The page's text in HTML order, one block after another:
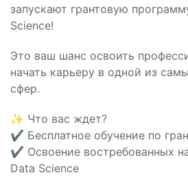
запускают грантовую
Science!
Это ваш шанс освоить
начать карьеру в одной из
сфер.
✨ Что вас ждет?
✔️ Бесплатное обучение по
✔️ Освоение востребованных
Data Science